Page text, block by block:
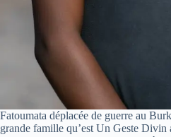
Fatoumata déplacée de guerre au
grande famille qu’est Un Geste Divin